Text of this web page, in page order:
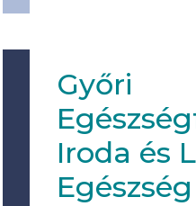
Győri
Iroda és